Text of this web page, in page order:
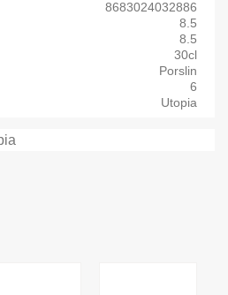
8683024032886
8.5
8.5
30cl
Porslin
6
Utopia